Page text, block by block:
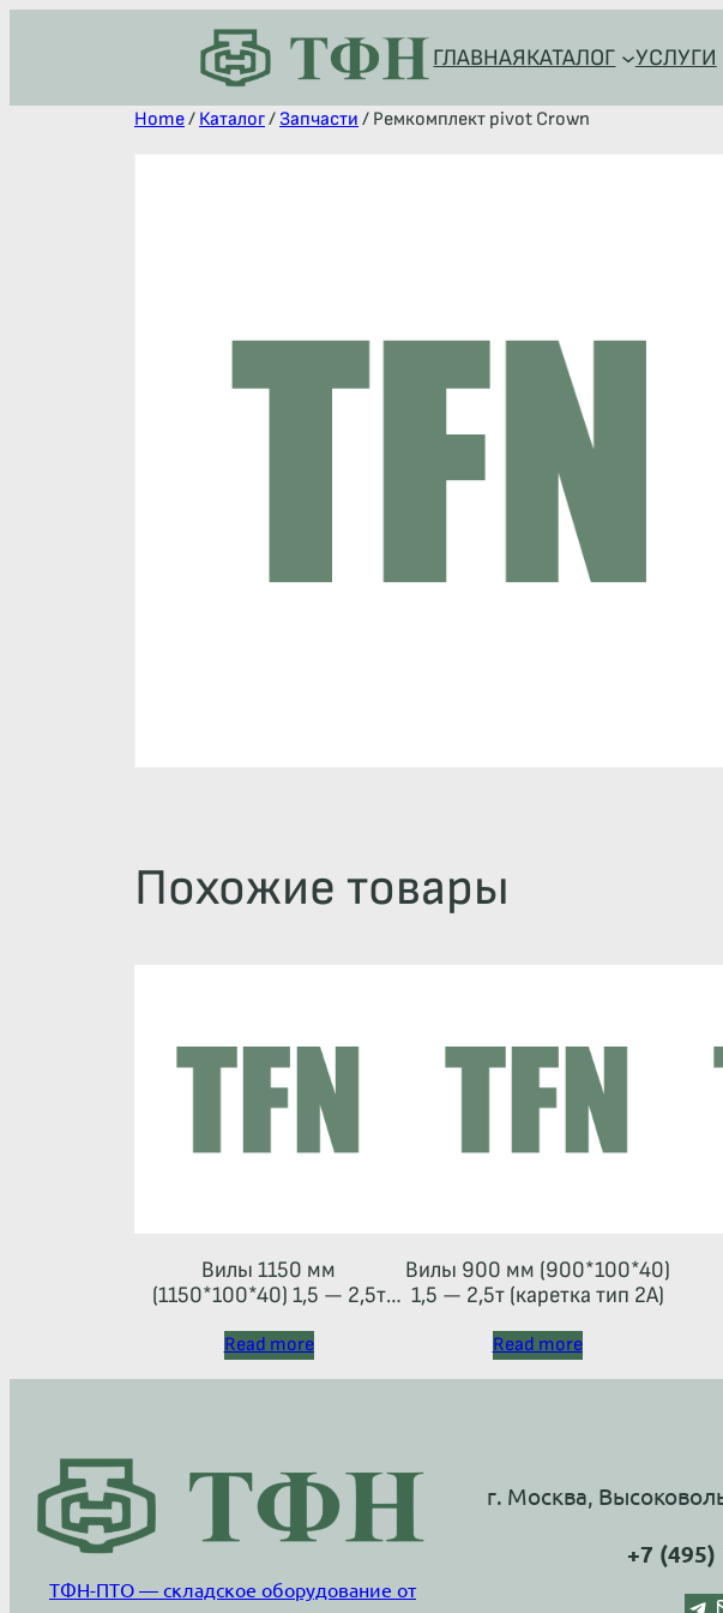
ГЛАВНАЯКАТАЛОГ УСЛУГИ
Home/ Каталог/ Запчасти / Ремкомплект pivot Crown
Похожие товары
Вилы 1150 мм
(1150*100*40) 1,5 — 2,5т
Read more
Вилы 900 мм (900*100*40)
1,5 — 2,5т (каретка тип 2A)
Read more
ТФН-ПТО — складское оборудование от
г. Москва,
+7 (495)